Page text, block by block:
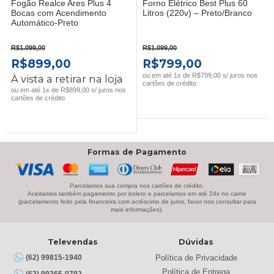
Fogão Realce Ares Plus 4
Bocas com Acendimento
Automático-Preto
R$1.099,00
O
PREÇO
ORIGINAL
R$899,00O
PREÇO
ATUAL
À vista a retirar na loja
ou em até 1x de R$899,00 s/ juros nos
cartões de crédito
Forno Elétrico Best Plus 60
Litros (220v) – Preto/Branco
R$1.099,00
O
PREÇO
R$1.099,00.
R$799,00
PREÇO
R$799,00.
ou em até 1x de R$799,00 s/ juros nos
cartões de crédito
Formas de Pagamento
Parcelamos sua compra nos cartões de crédito.
Aceitamos também pagamento por boleto e parcelamos em até 24x no carne
(parcelamento feito pela financeira com acréscimo de juros, favor nos consultar para
mais informações).
Televendas
(62) 99815-1940
Dúvidas
Política de Privacidade
Política de Entrega